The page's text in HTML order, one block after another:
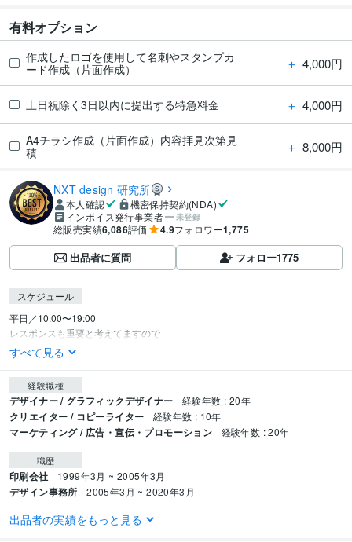
有料オプション
作成したロゴを使用して名刺やスタンプカ
ード作成（片面作成）
＋ 4,000円
土日祝除く3日以内に提出する特急料金 ＋ 4,000円
A4チラシ作成（片面作成）内容拝見次第見
積
＋ 8,000円
NXT design 研究所
本人確認
機密保持契約(NDA)
インボイス発行事業者
未登録
総販売実績6,086評価 4.9フォロワー1,775
出品者に質問 フォロー1775
スケジュール
平日／10:00〜19:00
レスポンスも重要と考えてますので
すべて見る
経験職種
デザイナー / グラフィックデザイナー 経験年数 : 20年
クリエイター / コピーライター 経験年数 : 10年
マーケティング / 広告・宣伝・プロモーション 経験年数 : 20年
職歴
印刷会社 1999年3月 ~ 2005年3月
デザイン事務所 2005年3月 ~ 2020年3月
ビジネス・クリエイティブツール
出品者の実績をもっと見る